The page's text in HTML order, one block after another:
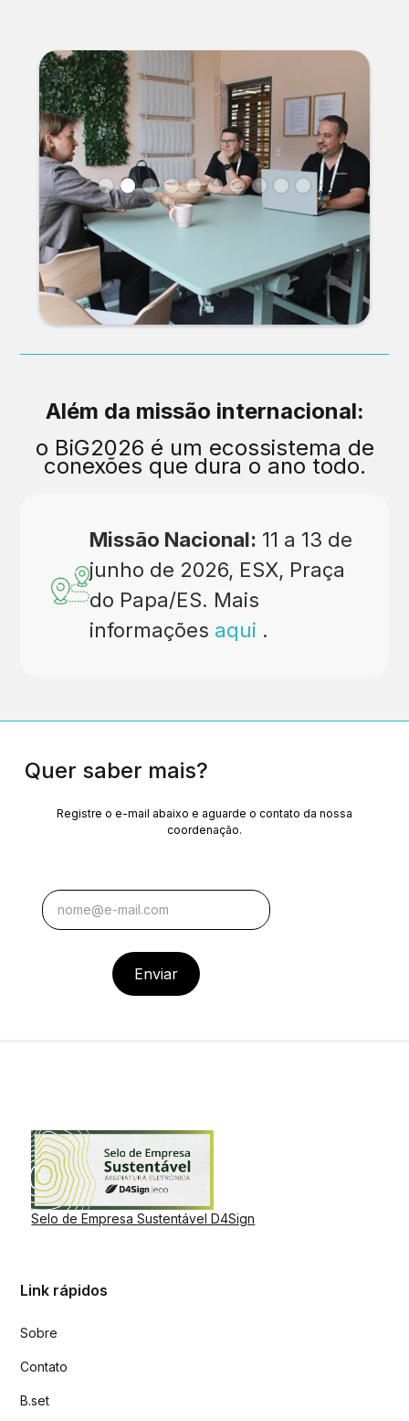
Além da missão internacional:
o BiG2026 é um ecossistema de
conexões que dura o ano todo.
Missão Nacional: 11 a 13 de
junho de 2026, ESX, Praça
do Papa/ES. Mais
informações aqui .
Quer saber mais?
Registre o e-mail abaixo e aguarde o contato da nossa
coordenação.
Selo de Empresa Sustentável D4Sign
Link rápidos
Sobre
Contato
B.set